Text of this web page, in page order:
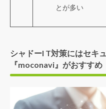
とが多い
シャドーI T対策にはセキ
『moconavi』がおすすめ